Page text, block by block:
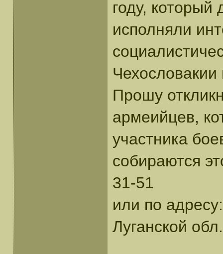
году,
исполняли
Чехословакии
Прошу
армеийцев,
участника
собираются
31-51
или по
Луганской